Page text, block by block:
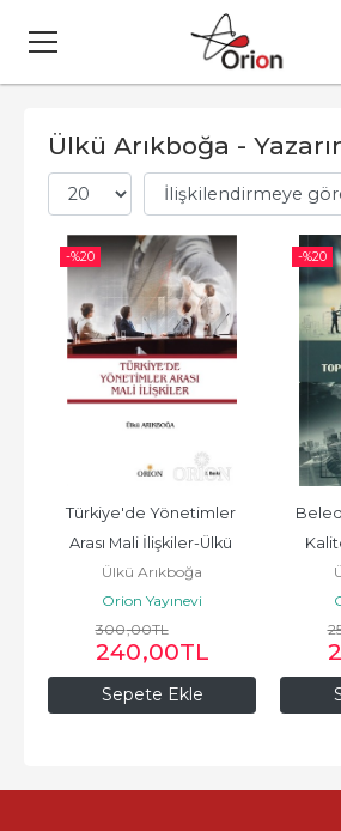
Ülkü Arıkboğa -
-%20
Sepete Ekle
Türkiye'de Yönetimler
Arası Mali İlişkiler-Ülkü
Arıkboğa
Ülkü Arıkboğa
Orion Yayınevi
300,00TL
240,00TL
-%20